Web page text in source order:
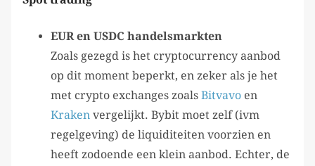
EUR en USDC handelsmarkten
Zoals gezegd is het cryptocurrency aanbod
op dit moment beperkt, en zeker als je het
met crypto exchanges zoals Bitvavo en
Kraken vergelijkt. Bybit moet zelf (ivm
regelgeving) de liquiditeiten voorzien en
heeft zodoende een klein aanbod. Echter, de